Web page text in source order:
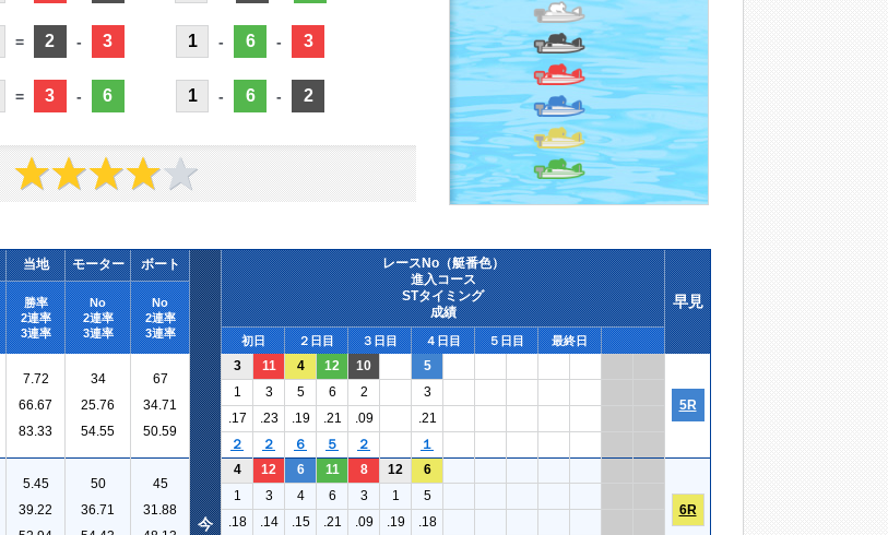
= 2 - 3
= 3 - 6
1 - 6 - 3
1 - 6 - 2
当地 モーター ボート
レースNo（艇番色）
進入コース
STタイミング
成績
早見
勝率
2連率
3連率
No
2連率
3連率
No
2連率
3連率
初日 ２日目 ３日目 ４日目 ５日目 最終日
7.72
66.67
83.33
34
25.76
54.55
67
34.71
50.59
3 11 4 12 10 5
5R
1 3 5 6 2
3
.17
.23 .19 .21 .09
.21
２
２ ６ ５ ２ １
5.45
39.22
50
36.71
45
31.88
4 12 6 11 8 12 6
6R
1 3 4 6 3 1
5
.18
.14 .15 .21 .09 .19
.18
今